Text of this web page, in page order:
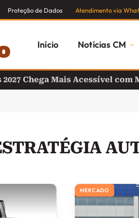
Proteção de Dados Atendimento via
Início Notícias CM
Chega Mais Acessível
MERCADO